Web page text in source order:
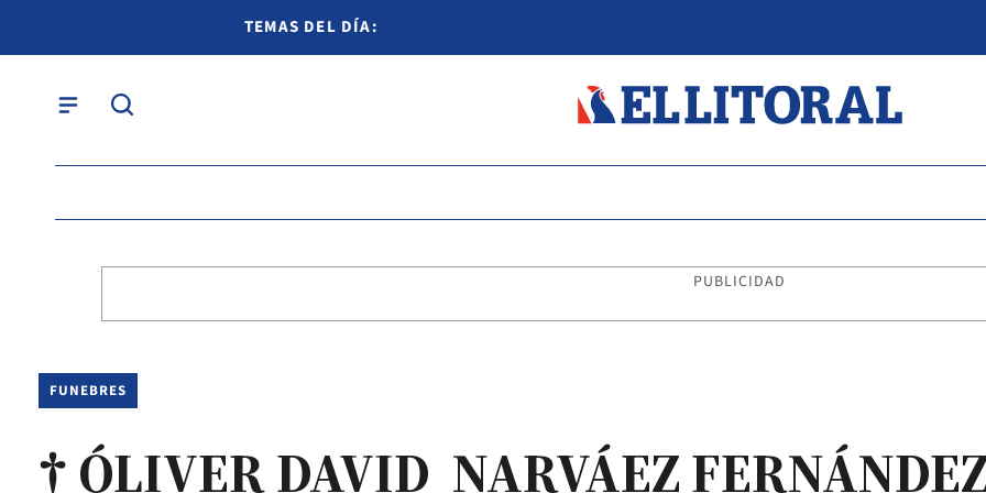
TEMAS DEL DÍA:
PUBLICIDAD
FUNEBRES
† ÓLIVER DAVID NARVÁEZ